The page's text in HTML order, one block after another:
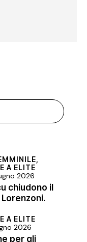
A ELITE
2026
chiudono il
A ELITE
2026
per gli